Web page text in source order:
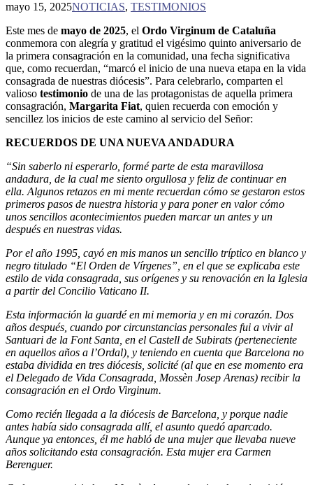
mayo 15, 2025NOTICIAS, TESTIMONIOS
Este mes de mayo de 2025, el Ordo Virginum de Cataluña
conmemora con alegría y gratitud el vigésimo quinto aniversario de
la primera consagración en la comunidad, una fecha significativa
que, como recuerdan, “marcó el inicio de una nueva etapa en la vida
consagrada de nuestras diócesis”. Para celebrarlo, comparten el
valioso testimonio de una de las protagonistas de aquella primera
consagración, Margarita Fiat, quien recuerda con emoción y
sencillez los inicios de este camino al servicio del Señor:
RECUERDOS DE UNA NUEVA ANDADURA
“Sin saberlo ni esperarlo, formé parte de esta maravillosa
andadura, de la cual me siento orgullosa y feliz de continuar en
ella. Algunos retazos en mi mente recuerdan cómo se gestaron estos
primeros pasos de nuestra historia y para poner en valor cómo
unos sencillos acontecimientos pueden marcar un antes y un
después en nuestras vidas.
Por el año 1995, cayó en mis manos un sencillo tríptico en blanco y
negro titulado “El Orden de Vírgenes”, en el que se explicaba este
estilo de vida consagrada, sus orígenes y su renovación en la Iglesia
a partir del Concilio Vaticano II.
Esta información la guardé en mi memoria y en mi corazón. Dos
años después, cuando por circunstancias personales fui a vivir al
Santuari de la Font Santa, en el Castell de Subirats (perteneciente
en aquellos años a l’Ordal), y teniendo en cuenta que Barcelona no
estaba dividida en tres diócesis, solicité (al que en ese momento era
el Delegado de Vida Consagrada, Mossèn Josep Arenas) recibir la
consagración en el Ordo Virginum.
Como recién llegada a la diócesis de Barcelona, y porque nadie
antes había sido consagrada allí, el asunto quedó aparcado.
Aunque ya entonces, él me habló de una mujer que llevaba nueve
años solicitando esta consagración. Esta mujer era Carmen
Berenguer.